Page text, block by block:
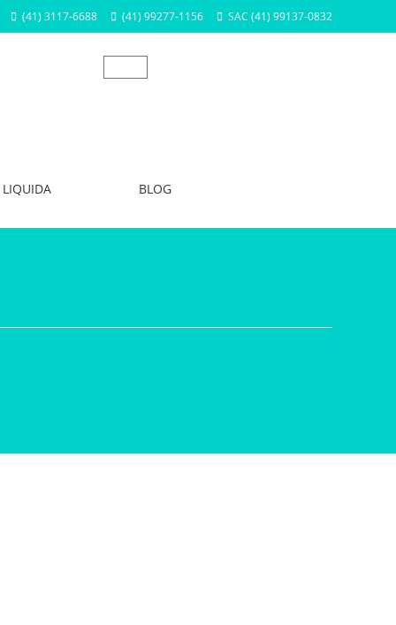
(41) 3117-6688 (41) 99277-1156 SAC (41) 99137-0832
LIQUIDA BLOG